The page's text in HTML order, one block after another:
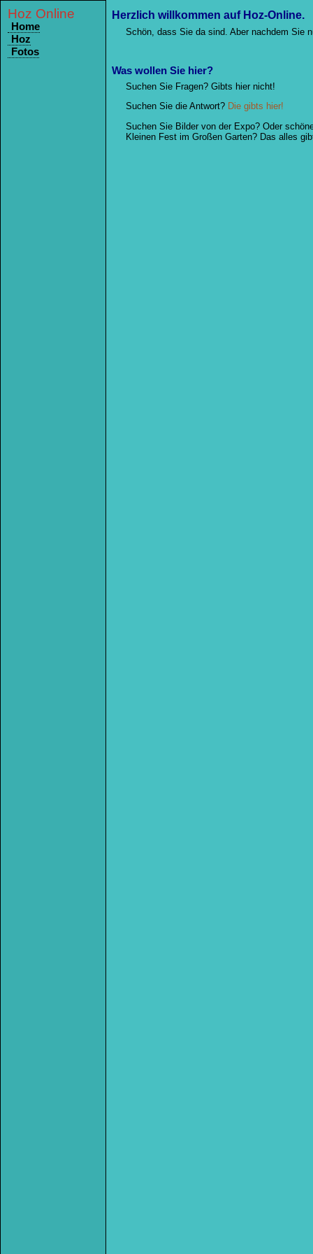
Hoz Online
Home
Hoz
Fotos
Herzlich willkommen auf Hoz-Online.
Schön, dass Sie da sind. Aber nachdem Sie
Was wollen Sie hier?
Suchen Sie Fragen? Gibts hier nicht!
Suchen Sie die Antwort? Die gibts hier!
Suchen Sie Bilder von der Expo? Oder
Kleinen Fest im Großen Garten? Das alles